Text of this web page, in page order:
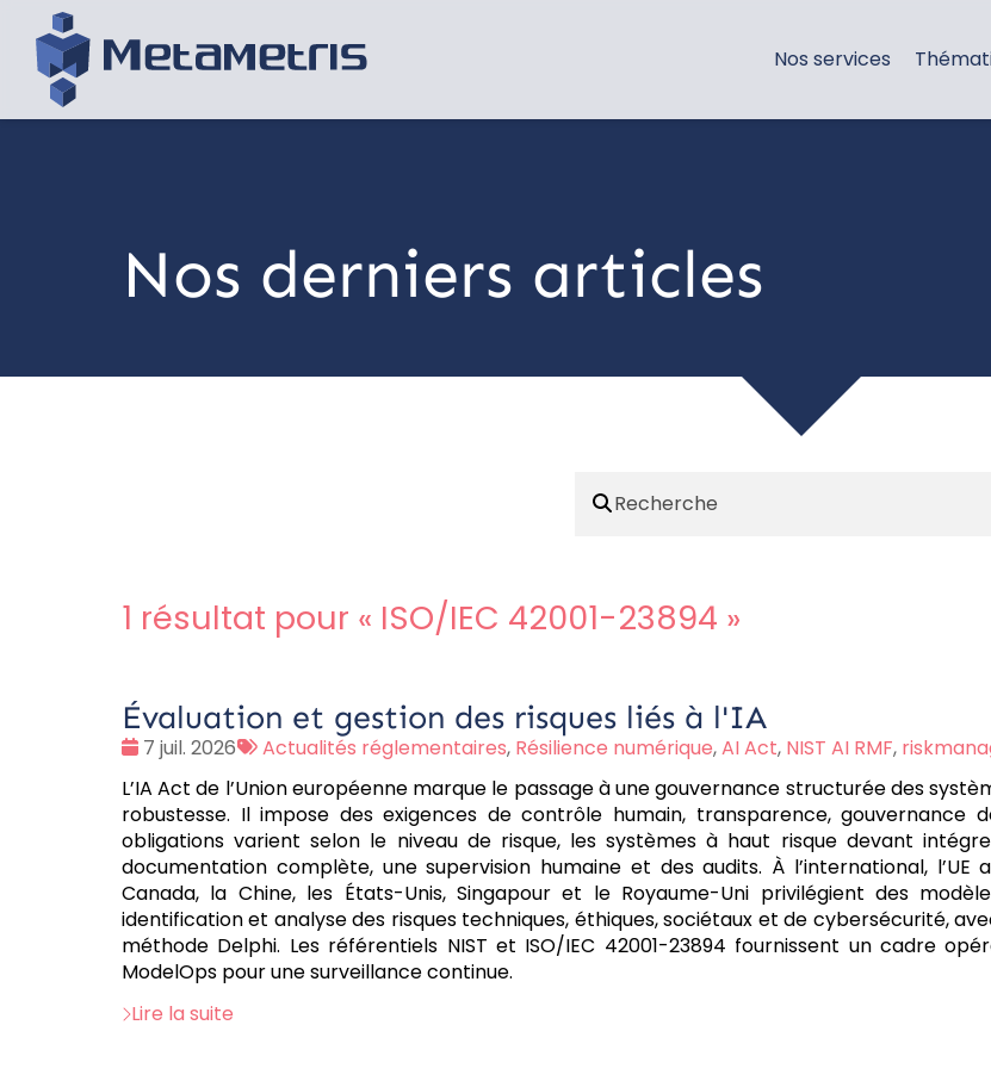
Nos services
Nos derniers articles
1 résultat pour « ISO/IEC 42001-23894 »
Évaluation et gestion des risques liés à l'IA
Date
7 juil. 2026
Tags
Actualités réglementaires, Résilience numérique,AI Act, NIST AI RMF,
L’IA Act de l’Union européenne marque le passage à une gouvernance structurée des
robustesse. Il impose des exigences de contrôle humain, transparence, gouvernance
obligations varient selon le niveau de risque, les systèmes à haut risque devant
documentation complète, une supervision humaine et des audits. À l’international,
Canada, la Chine, les États-Unis, Singapour et le Royaume-Uni privilégient des
identification et analyse des risques techniques, éthiques, sociétaux et de cybersécurité,
méthode Delphi. Les référentiels NIST et ISO/IEC 42001-23894 fournissent un cadre
ModelOps pour une surveillance continue.
Lire la suite